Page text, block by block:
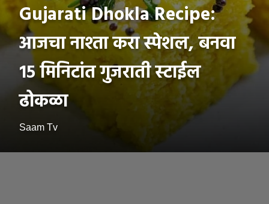
Gujarati Dhokla Recipe:
आजचा नाश्ता करा स्पेशल, बनवा
१५ मिनिटांत गुजराती स्टाईल
ढोकळा
Saam Tv